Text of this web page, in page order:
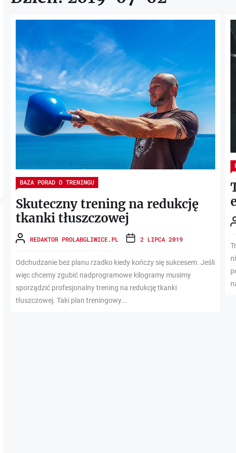
BAZA PORAD O TRENINGU
Skuteczny trening na redukcję
tkanki tłuszczowej
REDAKTOR PROLABGLIWICE.PL 2 LIPCA 2019
Odchudzanie bez planu rzadko kiedy kończy się sukcesem. Jeśli
więc chcemy zgubić nadprogramowe kilogramy musimy
sporządzić profesjonalny trening na redukcję tkanki
tłuszczowej. Taki plan treningowy...